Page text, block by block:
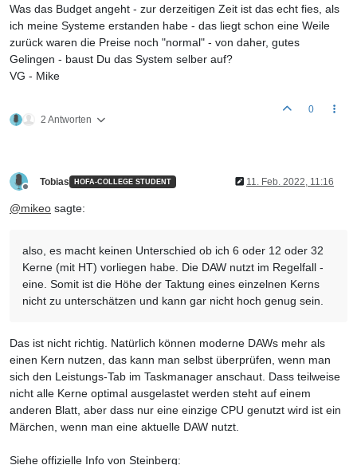
Was das Budget angeht - zur derzeitigen Zeit ist das echt fies, als
ich meine Systeme erstanden habe - das liegt schon eine Weile
zurück waren die Preise noch "normal" - von daher, gutes
Gelingen - baust Du das System selber auf?
VG - Mike
2 Antworten
0
Tobias HOFA-COLLEGE STUDENT 11. Feb. 2022, 11:16
@mikeo sagte:
also, es macht keinen Unterschied ob ich 6 oder 12 oder 32
Kerne (mit HT) vorliegen habe. Die DAW nutzt im Regelfall -
eine. Somit ist die Höhe der Taktung eines einzelnen Kerns
nicht zu unterschätzen und kann gar nicht hoch genug sein.
Das ist nicht richtig. Natürlich können moderne DAWs mehr als
einen Kern nutzen, das kann man selbst überprüfen, wenn man
sich den Leistungs-Tab im Taskmanager anschaut. Dass teilweise
nicht alle Kerne optimal ausgelastet werden steht auf einem
anderen Blatt, aber dass nur eine einzige CPU genutzt wird ist ein
Märchen, wenn man eine aktuelle DAW nutzt.
Siehe offizielle Info von Steinberg: